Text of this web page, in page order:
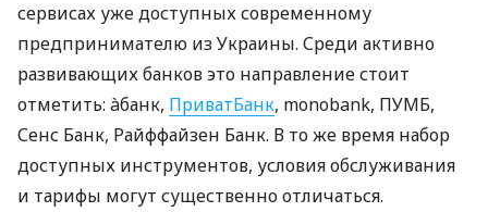
сервисах уже доступных современному
предпринимателю из Украины. Среди активно
развивающих банков это направление стоит
отметить: àбанк, ПриватБанк, monobank, ПУМБ,
Сенс Банк, Райффайзен Банк. В то же время набор
доступных инструментов, условия обслуживания
и тарифы могут существенно отличаться.